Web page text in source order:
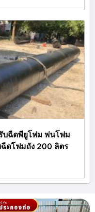
บฉีดพียูโฟม พ่นโฟม
ฉีดโฟมถัง 200 ลิตร